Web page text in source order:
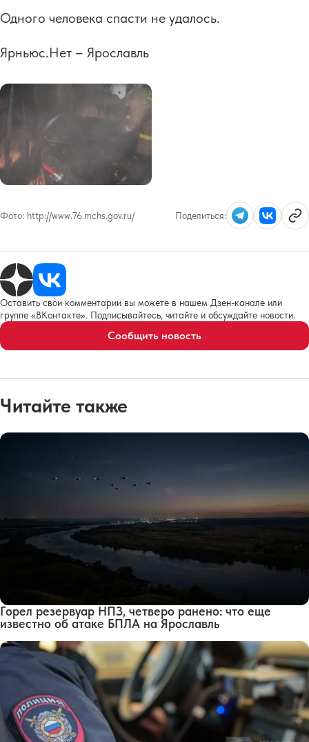
Одного человека спасти не удалось.
Ярньюс.Нет – Ярославль
Фото: http://www.76.mchs.gov.ru/ Поделиться:
Оставить свои комментарии вы можете в нашем Дзен-канале или
группе «ВКонтакте». Подписывайтесь, читайте и обсуждайте новости.
Сообщить новость
Читайте также
Горел резервуар НПЗ, четверо ранено: что еще
известно об атаке БПЛА на Ярославль